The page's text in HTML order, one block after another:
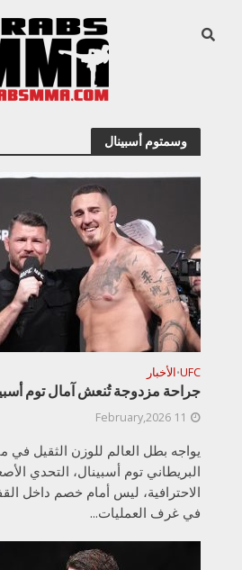
وسمتوم أسبينال
UFC
•الأخبار
جراحة مزدوجة تُنعش آمال توم
11 February,2026
البريطاني توم أسبينال، التحدي
الاحترافية، ليس أمام خصم داخل
في غرف العمليات...